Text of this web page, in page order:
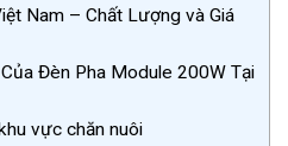
Nam – Chất Lượng và Giá
Đèn Pha Module 200W Tại
vực chăn nuôi